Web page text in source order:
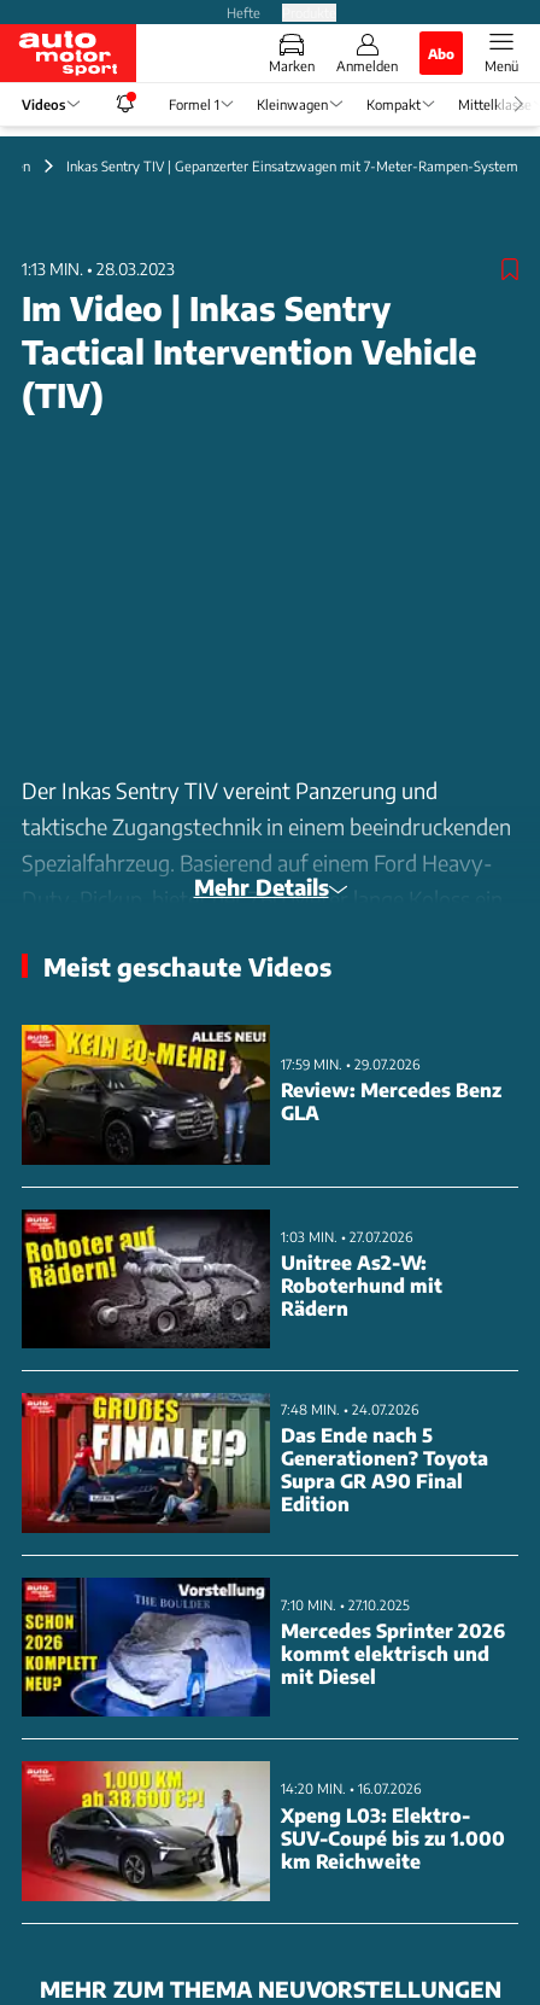
Hefte
Marken Anmelden
Abo
Menü
Videos Formel 1 Kleinwagen Kompakt Mittelklasse
Inkas Sentry TIV | Gepanzerter Einsatzwagen mit 7-Meter-Rampen-System
1:13 MIN. • 28.03.2023
Im Video | Inkas Sentry
Tactical Intervention Vehicle
(TIV)
Der Inkas Sentry TIV vereint Panzerung und
taktische Zugangstechnik in einem beeindruckenden
Spezialfahrzeug. Basierend auf einem Ford Heavy-
Duty-Pickup, bietet der 7,60 Meter lange Koloss ein
Höhen bis zu sieben Meter erreicht.
Unter der Haube arbeitet ein 330 PS starker 6,7-
Liter-V8-Turbodiesel, gekoppelt an eine Zehngang-
Automatik. Die Panzerung nach Beschussklasse 6
schützt die bis zu zehn Mann starke Besatzung vor
Maschinengewehrfeuer und Handgranaten.
Herzstück ist das U-förmige Dachmodul mit
hydraulisch ausfahrbaren Rampen und
verlängerbaren Leitermodulen. Eine Heckklappe
ermöglicht den schnellen Zugang zum Fahrzeugdach.
Der Sentry TIV ist exklusiv für
Strafverfolgungsbehörden und Spezialeinheiten
verfügbar.
Mehr Details
Meist geschaute Videos
17:59 MIN. • 29.07.2026
Review: Mercedes Benz
GLA
1:03 MIN. • 27.07.2026
Unitree As2-W:
Roboterhund mit
Rädern
7:48 MIN. • 24.07.2026
Das Ende nach 5
Generationen? Toyota
Supra GR A90 Final
Edition
7:10 MIN. • 27.10.2025
Mercedes Sprinter 2026
kommt elektrisch und
mit Diesel
14:20 MIN. • 16.07.2026
Xpeng L03: Elektro-
SUV-Coupé bis zu 1.000
km Reichweite
MEHR ZUM THEMA NEUVORSTELLUNGEN